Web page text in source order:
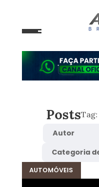
PostsTag:
AUTOMÓVEIS